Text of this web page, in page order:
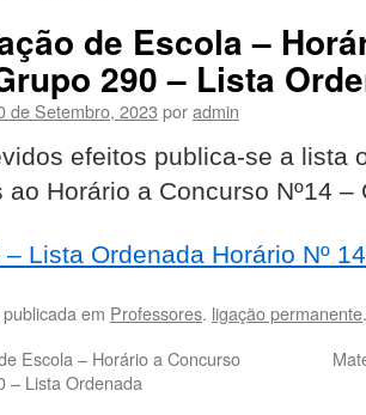
de Escola –
290 – Lista
de Setembro, 2023 poradmin
efeitos publica-se a lista
ao Horário a Concurso Nº14 –
Lista Ordenada Horário Nº
em Professores. ligação permanente.
Escola – Horário a Concurso
– Lista Ordenada